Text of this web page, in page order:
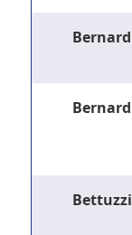
Bernard
Bernard
Bettuzzi